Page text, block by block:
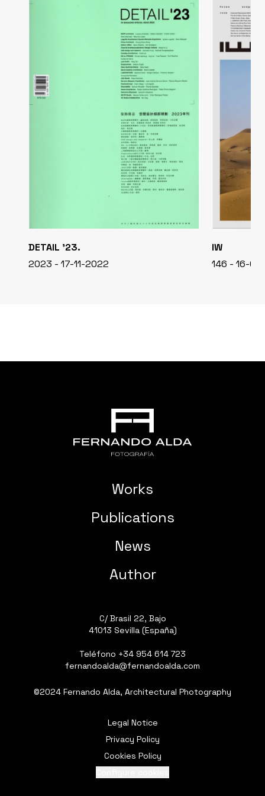
DETAIL '23.
2023 - 17-11-2022
IW
146 - 16-
Works
Publications
News
Author
C/ Brasil 22, Bajo
41013 Sevilla (España)
Teléfono +34 954 614 723
fernandoalda@fernandoalda.com
©2024 Fernando Alda, Architectural Photography
Legal Notice
Privacy Policy
Cookies Policy